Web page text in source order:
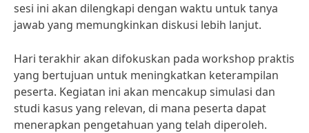
sesi ini akan dilengkapi dengan waktu untuk tanya
jawab yang memungkinkan diskusi lebih lanjut.
Hari terakhir akan difokuskan pada workshop praktis
yang bertujuan untuk meningkatkan keterampilan
peserta. Kegiatan ini akan mencakup simulasi dan
studi kasus yang relevan, di mana peserta dapat
menerapkan pengetahuan yang telah diperoleh.